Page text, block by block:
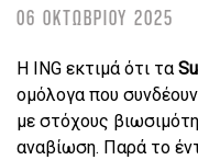
06 ΟΚΤΩΒΡΙΟΥ 2025
Η ING εκτιμά ότι τα
ομόλογα που
με στόχους
αναβίωση. Παρά το